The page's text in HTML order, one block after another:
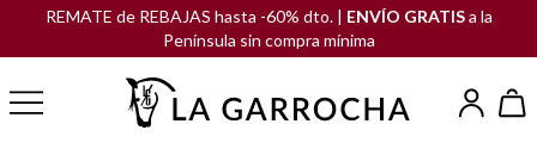
REMATE de REBAJAS hasta -60% dto. | ENVÍO GRATISa la
Península sin compra mínima